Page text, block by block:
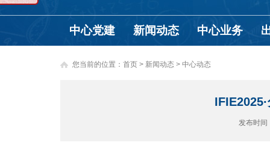
中心党建 新闻动态 中心业务
您当前的位置： 首页 > 新闻动态 > 中心动态
发布时